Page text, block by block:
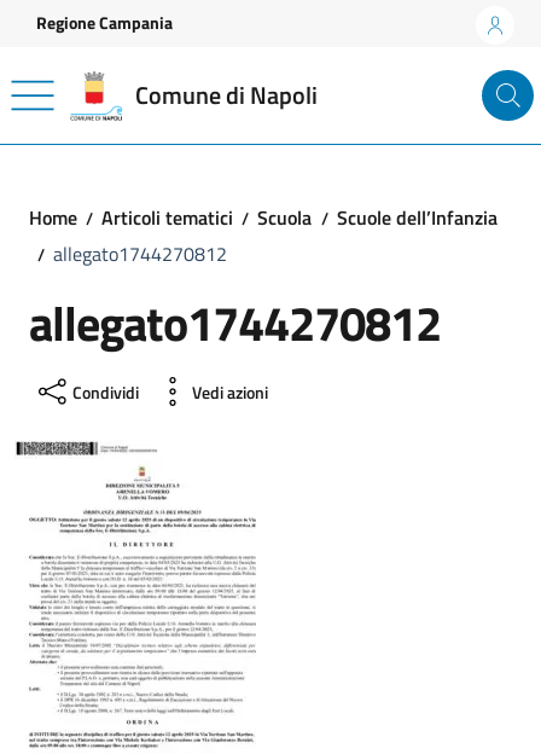
Vai ai contenuti
Vai al footer
Regione Campania
Comune di Napoli
Home Articoli tematici Scuola
Scuole dell’Infanzia
allegato1744270812
allegato1744270812
Condividi Vedi azioni